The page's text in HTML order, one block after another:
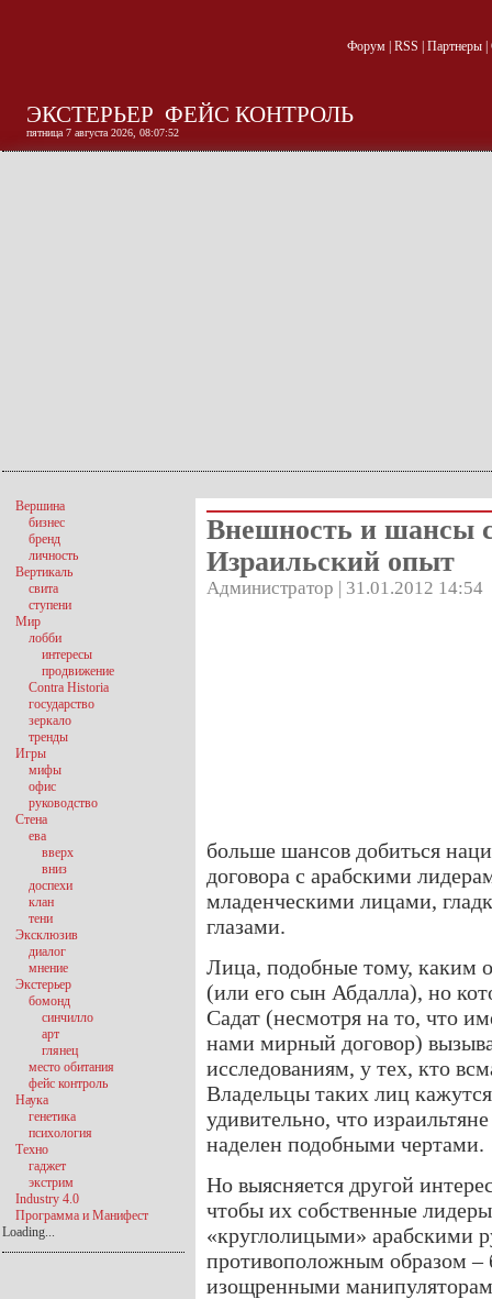
Форум| RSS Партнеры|
ЭКСТЕРЬЕР ФЕЙС КОНТРОЛЬ
пятница 7 августа 2026, 08:07:52
Внешность и шансы
Израильский опыт
Администратор | 31.01.2012 14:54
больше шансов добиться
договора с арабскими
младенческими лицами,
глазами.
Лица, подобные тому, каким
(или его сын Абдалла), но
Садат (несмотря на то, что
нами мирный договор)
исследованиям, у тех, кто
Владельцы таких лиц
удивительно, что
наделен подобными чертами.
Но выясняется другой
чтобы их собственные
«круглолицыми» арабскими
противоположным образом
изощренными
Вершина
бизнес
бренд
личность
Вертикаль
свита
ступени
Мир
лобби
интересы
продвижение
Contra Historia
государство
зеркало
тренды
Игры
мифы
офис
руководство
Стена
ева
вверх
вниз
доспехи
клан
тени
Эксклюзив
диалог
мнение
Экстерьер
бомонд
синчилло
арт
глянец
место обитания
фейс контроль
Наука
генетика
психология
Техно
гаджет
экстрим
Industry 4.0
Программа и Манифест
Loading...